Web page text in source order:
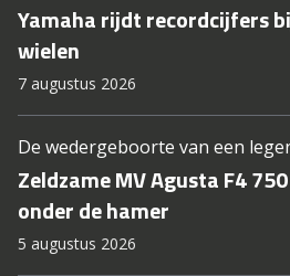
Yamaha rijdt recordcijfers
wielen
7 augustus 2026
De wedergeboorte van een
Zeldzame MV Agusta F4
onder de hamer
5 augustus 2026